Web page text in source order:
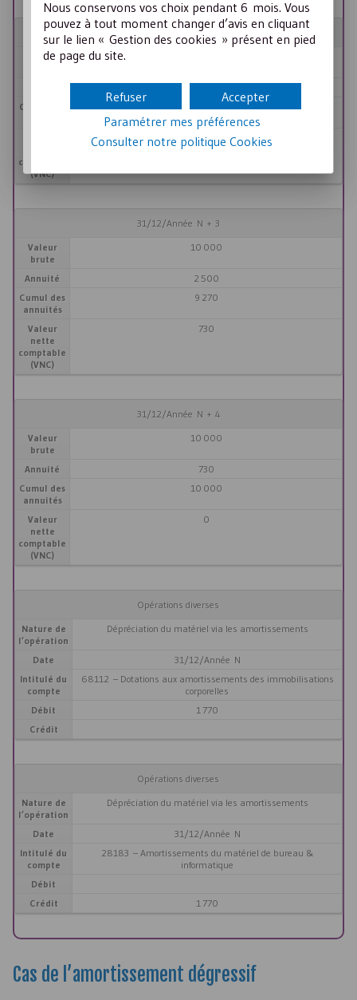
31/12/Année N + 2
Valeur
Cumul des
6 770
comptable
(VNC)
3 230
31/12/Année N + 3
Valeur
brute
10 000
Annuité
2 500
Cumul des
annuités
9 270
Valeur
nette
comptable
(VNC)
730
31/12/Année N + 4
Valeur
brute
10 000
Annuité
730
Cumul des
annuités
10 000
Valeur
nette
comptable
(VNC)
0
Opérations diverses
Nature de
l’opération
Dépréciation du matériel via les amortissements
Date
31/12/Année N
Intitulé du
compte
68112 – Dotations aux amortissements des immobilisations
corporelles
Débit
1 770
Crédit
Opérations diverses
Nature de
l’opération
Dépréciation du matériel via les amortissements
Date
31/12/Année N
Intitulé du
compte
28183 – Amortissements du matériel de bureau &
informatique
Débit
Crédit
1 770
Cas de l’amortissement dégressif
Nous conservons vos choix pendant 6 mois. Vous
pouvez à tout moment changer d’avis en cliquant
sur le lien « Gestion des cookies » présent en pied
de page du site.
Accepter
Refuser
Paramétrer mes préférences
Consulter notre politiqueCookies